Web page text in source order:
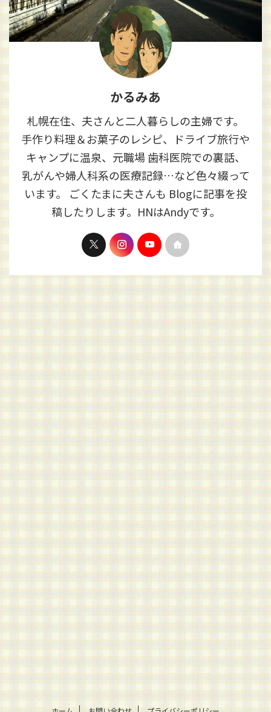
かるみあ
札幌在住、夫さんと二人暮らしの主婦です。
手作り料理＆お菓子のレシピ、ドライブ旅行や
キャンプに温泉、元職場 歯科医院での裏話、
乳がんや婦人科系の医療記録…など色々綴って
います。 ごくたまに夫さんも Blogに記事を投
稿したりします。HNはAndyです。